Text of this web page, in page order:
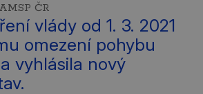
ČR
vlády od 1. 3. 2021
omezení pohybu
vyhlásila nový